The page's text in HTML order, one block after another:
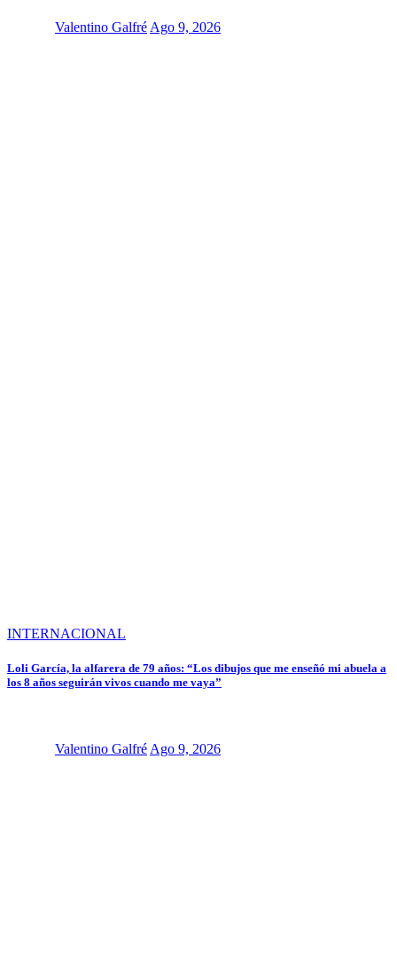
Valentino Galfré Ago 9, 2026
INTERNACIONAL
Loli García, la alfarera de 79 años: “Los dibujos que me enseñó mi abuela a
los 8 años seguirán vivos cuando me vaya”
Valentino Galfré Ago 9, 2026